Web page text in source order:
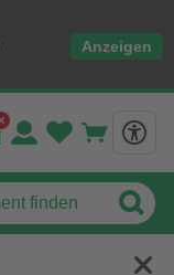
Anzeigen